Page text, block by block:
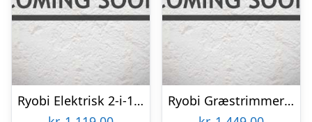
Ryobi Elektrisk 2-i-1 græstrimmer/buskrydder – RBC1226I
Ryobi Græstrimmer Ry18ltx33a-0